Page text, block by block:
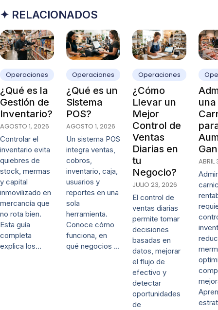
✦ RELACIONADOS
Operaciones
¿Qué es la
Gestión de
Inventario?
AGOSTO 1, 2026
Controlar el
inventario evita
quiebres de
stock, mermas
y capital
inmovilizado en
mercancía que
no rota bien.
Esta guía
completa
explica los…
Operaciones
¿Qué es un
Sistema
POS?
AGOSTO 1, 2026
Un sistema POS
integra ventas,
cobros,
inventario, caja,
usuarios y
reportes en una
sola
herramienta.
Conoce cómo
funciona, en
qué negocios …
Operaciones
¿Cómo
Llevar un
Mejor
Control de
Ventas
Diarias en
tu
Negocio?
JULIO 23, 2026
El control de
ventas diarias
permite tomar
decisiones
basadas en
datos, mejorar
el flujo de
efectivo y
detectar
oportunidades
de
una